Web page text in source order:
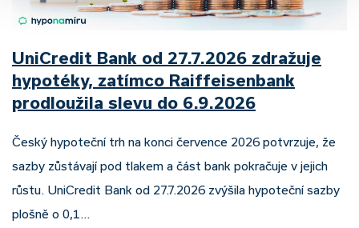
UniCredit Bank od 27.7.2026 zdražuje
hypotéky, zatímco Raiffeisenbank
prodloužila slevu do 6.9.2026
Český hypoteční trh na konci července 2026 potvrzuje, že
sazby zůstávají pod tlakem a část bank pokračuje v jejich
růstu. UniCredit Bank od 27.7.2026 zvýšila hypoteční sazby
plošně o 0,1…